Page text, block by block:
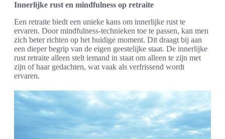
Innerlijke rust en mindfulness op retraite
Een retraite biedt een unieke kans om innerlijke rust te
ervaren. Door mindfulness-technieken toe te passen, kan men
zich beter richten op het huidige moment. Dit draagt bij aan
een dieper begrip van de eigen geestelijke staat. De innerlijke
rust retraite alleen stelt iemand in staat om alleen te zijn met
zijn of haar gedachten, wat vaak als verfrissend wordt
ervaren.